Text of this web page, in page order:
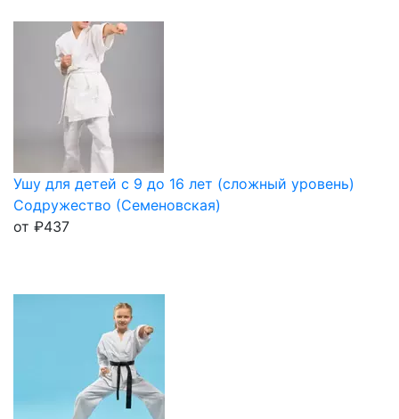
Ушу для детей с 9 до 16 лет (сложный уровень)
Содружество (Семеновская)
от ₽437